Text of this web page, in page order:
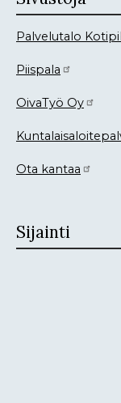
Palvelutalo
Piispala
OivaTyö Oy
Ota kantaa
Sijainti